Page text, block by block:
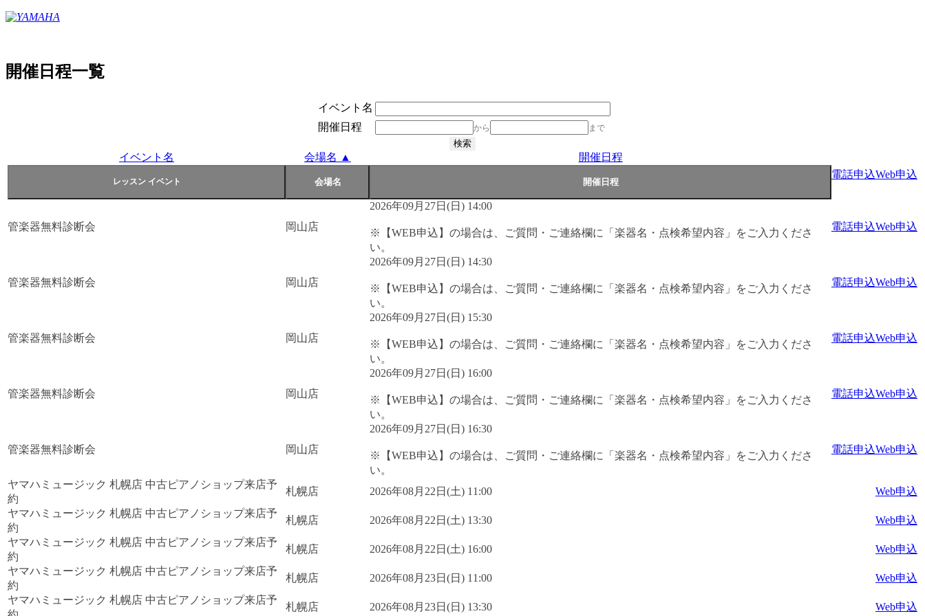
開催日程一覧
イベント名
開催日程
から まで
イベント名 会場名 ▲
開催日程
電話申込Web申込
管楽器無料診断会 岡山店
2026年09月27日(日) 14:00
※【WEB申込】の場合は、ご質問・ご連絡欄に「楽器名・点検希望内容」をご入力くださ
い。
電話申込Web申込
管楽器無料診断会 岡山店
2026年09月27日(日) 14:30
※【WEB申込】の場合は、ご質問・ご連絡欄に「楽器名・点検希望内容」をご入力くださ
い。
電話申込Web申込
管楽器無料診断会 岡山店
2026年09月27日(日) 15:30
※【WEB申込】の場合は、ご質問・ご連絡欄に「楽器名・点検希望内容」をご入力くださ
い。
電話申込Web申込
管楽器無料診断会 岡山店
2026年09月27日(日) 16:00
※【WEB申込】の場合は、ご質問・ご連絡欄に「楽器名・点検希望内容」をご入力くださ
い。
電話申込Web申込
管楽器無料診断会 岡山店
2026年09月27日(日) 16:30
※【WEB申込】の場合は、ご質問・ご連絡欄に「楽器名・点検希望内容」をご入力くださ
い。
電話申込Web申込
ヤマハミュージック 札幌店 中古ピアノショップ来店予
約
札幌店 2026年08月22日(土) 11:00
Web申込
ヤマハミュージック 札幌店 中古ピアノショップ来店予
約
札幌店 2026年08月22日(土) 13:30
Web申込
ヤマハミュージック 札幌店 中古ピアノショップ来店予
約
札幌店 2026年08月22日(土) 16:00
Web申込
ヤマハミュージック 札幌店 中古ピアノショップ来店予
約
札幌店 2026年08月23日(日) 11:00
Web申込
ヤマハミュージック 札幌店 中古ピアノショップ来店予
札幌店 2026年08月23日(日) 13:30 Web申込